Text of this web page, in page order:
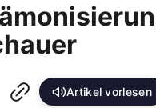
Artikel vorlesen